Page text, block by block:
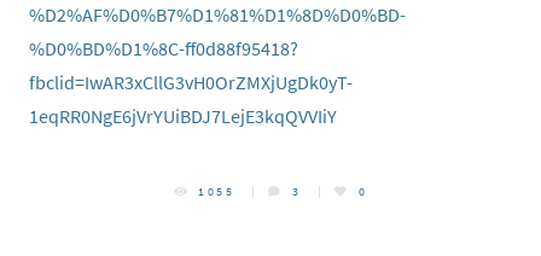
%D2%AF%D0%B7%D1%81%D1%8D%D0%BD-
%D0%BD%D1%8C-ff0d88f95418?
fbclid=IwAR3xCllG3vH0OrZMXjUgDk0yT-
1eqRR0NgE6jVrYUiBDJ7LejE3kqQVVIiY
1055 3 0